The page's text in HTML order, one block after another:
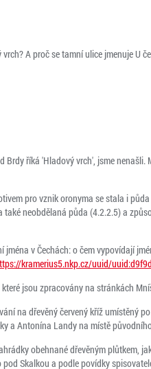
A proč se tamní ulice jmenuje U
říká 'Hladový vrch', jsme
pro vznik oronyma se stala i
neobdělaná půda (4.2.2.5) a
jména v Čechách: o čem vypovídají
kramerius5.nkp.cz/uuid/
jsou zpracovány na stránkách
na dřevěný červený kříž umístěný
a Antonína Landy na místě
obehnané dřevěným plůtkem,
Skalkou a podle povídky